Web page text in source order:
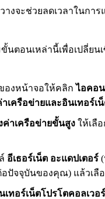
างจะช่วยลดเวลาในกา
ตอนเหล่านี้เพื่อเปลี่ยนเ
องหน้าจอให้คลิกไอคอ
เครือข่ายและอินเทอร์เ
ค่าเครือข่ายขั้นสูง ให้เลือ
อีเธอร์เน็ต อะแดปเตอร์
อปัจจุบันของคุณ) แล้วเลื
เทอร์เน็ตโปรโตคอลเวอ